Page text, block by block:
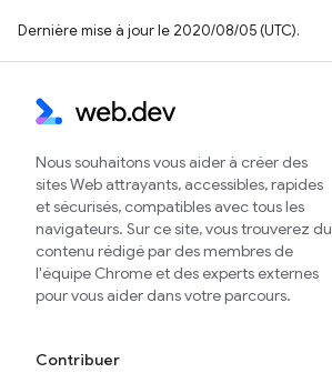
Dernière mise à jour le 2020/08/05 (UTC).
Nous souhaitons vous aider à créer des
sites Web attrayants, accessibles, rapides
et sécurisés, compatibles avec tous les
navigateurs. Sur ce site, vous trouverez du
contenu rédigé par des membres de
l'équipe Chrome et des experts externes
pour vous aider dans votre parcours.
Contribuer